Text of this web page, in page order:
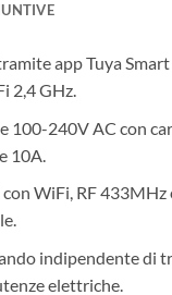
app Tuya Smart
2,4 GHz.
100-240V AC con
10A.
con WiFi, RF
indipendente di
elettriche.